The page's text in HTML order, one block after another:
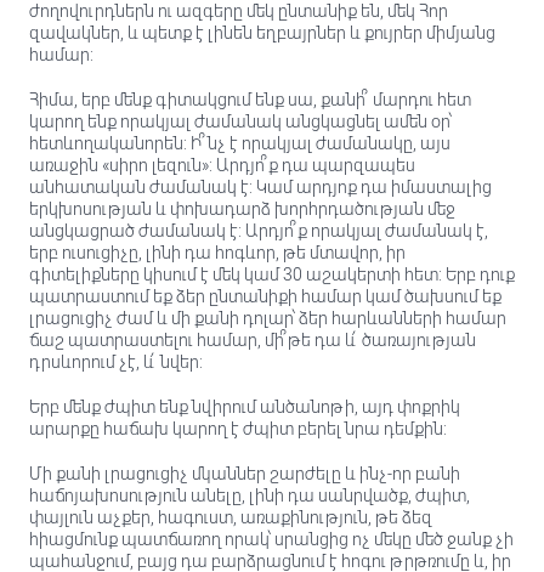
ժողովուրդներն ու ազգերը մեկ ընտանիք են, մեկ Հոր
զավակներ, և պետք է լինեն եղբայրներ և քույրեր միմյանց
համար:
Հիմա, երբ մենք գիտակցում ենք սա, քանի՞ մարդու հետ
կարող ենք որակյալ ժամանակ անցկացնել ամեն օր՝
հետևողականորեն: Ի՞նչ է որակյալ ժամանակը, այս
առաջին «սիրո լեզուն»: Արդյո՞ք դա պարզապես
անհատական ​​ժամանակ է: Կամ արդյոք դա իմաստալից
երկխոսության և փոխադարձ խորհրդածության մեջ
անցկացրած ժամանակ է: Արդյո՞ք որակյալ ժամանակ է,
երբ ուսուցիչը, լինի դա հոգևոր, թե մտավոր, իր
գիտելիքները կիսում է մեկ կամ 30 աշակերտի հետ: Երբ դուք
պատրաստում եք ձեր ընտանիքի համար կամ ծախսում եք
լրացուցիչ ժամ և մի քանի դոլար՝ ձեր հարևանների համար
ճաշ պատրաստելու համար, մի՞թե դա և՛ ծառայության
դրսևորում չէ, և՛ նվեր:
Երբ մենք ժպիտ ենք նվիրում անծանոթի, այդ փոքրիկ
արարքը հաճախ կարող է ժպիտ բերել նրա դեմքին:
Մի քանի լրացուցիչ մկաններ շարժելը և ինչ-որ բանի
հաճոյախոսություն անելը, լինի դա սանրվածք, ժպիտ,
փայլուն աչքեր, հագուստ, առաքինություն, թե ձեզ
հիացմունք պատճառող որակ՝ սրանցից ոչ մեկը մեծ ջանք չի
պահանջում, բայց դա բարձրացնում է հոգու թրթռումը և, իր